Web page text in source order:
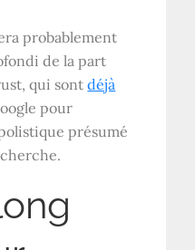
probablement
de la part
qui sontdéjà
pour
présumé